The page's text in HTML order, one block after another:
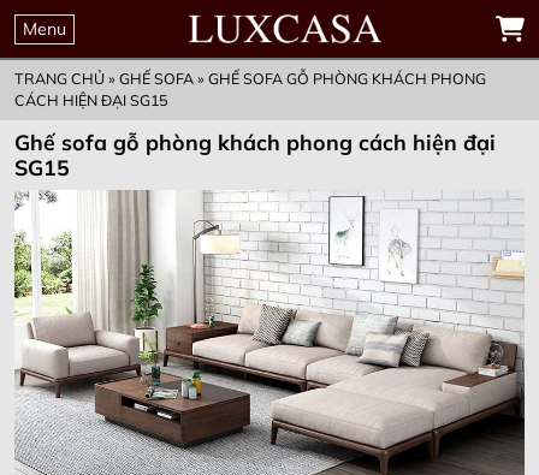
Menu
TRANG CHỦ » GHẾ SOFA» GHẾ SOFA GỖ PHÒNG KHÁCH PHONG
CÁCH HIỆN ĐẠI SG15
Ghế sofa gỗ phòng khách phong cách hiện đại
SG15
THỜI GIAN
ƯU ĐÃI CHỈ CÒN
00
Ngày
00
Giờ
00
Phút
00
Giây
ĐẶT MUA TRƯỚC
GIỮ KHUYẾN MẠI